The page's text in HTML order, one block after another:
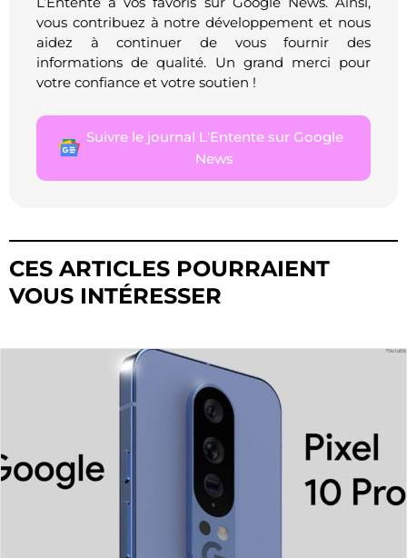
vous contribuez à notre développement et nous
aidez à continuer de vous fournir des
informations de qualité. Un grand merci pour
votre confiance et votre soutien !
Suivre le journal L'Entente sur Google
News
CES ARTICLES POURRAIENT
VOUS INTÉRESSER